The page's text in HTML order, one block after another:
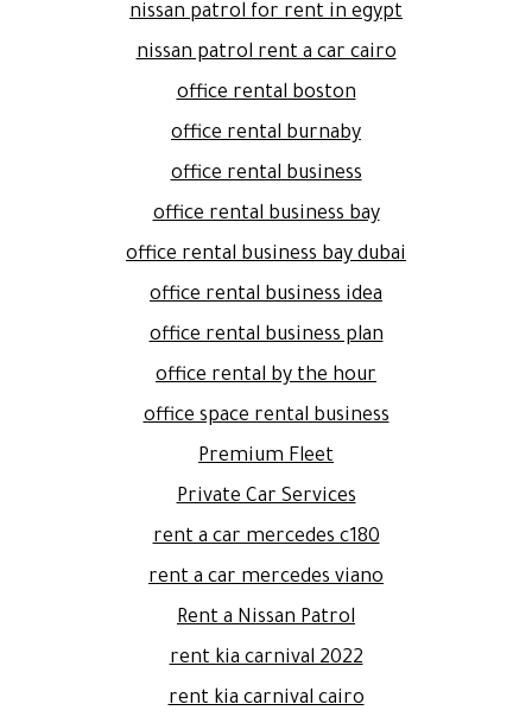
nissan patrol for rent in egypt
nissan patrol rent a car cairo
office rental boston
office rental burnaby
office rental business
office rental business bay
office rental business bay dubai
office rental business idea
office rental business plan
office rental by the hour
office space rental business
Premium Fleet
Private Car Services
rent a car mercedes c180
rent a car mercedes viano
Rent a Nissan Patrol
rent kia carnival 2022
rent kia carnival cairo